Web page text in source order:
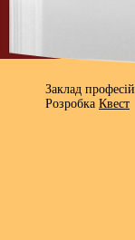
Заклад
Розробка Квест